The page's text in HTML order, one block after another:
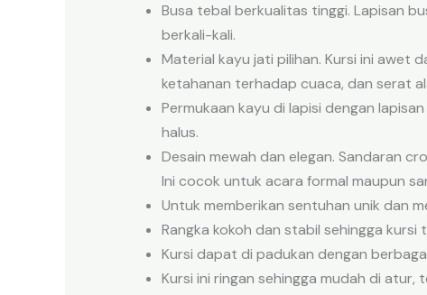
Busa tebal berkualitas tinggi. Lapisan
berkali-kali.
Material kayu jati pilihan. Kursi ini awet
ketahanan terhadap cuaca, dan serat
Permukaan kayu di lapisi dengan
halus.
Desain mewah dan elegan. Sandaran
Ini cocok untuk acara formal maupun
Untuk memberikan sentuhan unik dan
Rangka kokoh dan stabil sehingga kursi
Kursi dapat di padukan dengan
Kursi ini ringan sehingga mudah di atur,